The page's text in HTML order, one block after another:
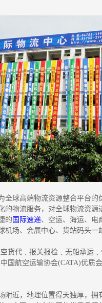
高端物流资源整合平台的
物流服务，对全球物流资
的 国际速递、空运、海运、电
场、会展中心、货站码头一
代﹑报关报检﹑无船承运
航空运输协会(CATA)优质
近，地理位置得天独厚，